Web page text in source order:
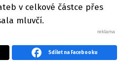
v celkové částce přes
mluvčí.
Sdílet na Facebooku